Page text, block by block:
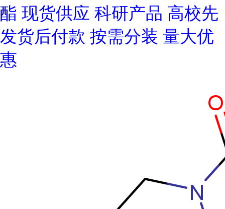
酯 现货供应 科研产品 高校先
发货后付款 按需分装 量大优
惠